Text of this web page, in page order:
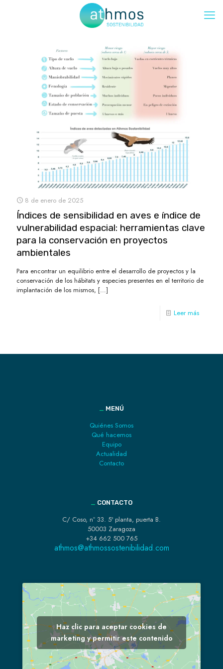
8 de enero de 2025
Índices de sensibilidad en aves e índice de
vulnerabilidad espacial: herramientas clave
para la conservación en proyectos
ambientales
Para encontrar un equilibrio entre el desarrollo de proyectos y la
conservación de los hábitats y especies presentes en el territorio de
implantación de los mismos, […]
Leer más
MENÚ
Quiénes Somos
Qué hacemos
Equipo
Actualidad
Contacto
CONTACTO
C/ Coso, nº 33. 5ª planta, puerta B.
50003 Zaragoza
+34 662 500 765
athmos@athmossostenibilidad.com
Haz clic para aceptar cookies de
marketing y permitir este contenido